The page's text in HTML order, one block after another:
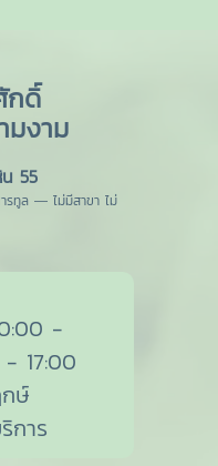
กดิ์
มงาม
55
ทูล — ไม่มีสาขา ไม่
-
17:00
ษ์
การ